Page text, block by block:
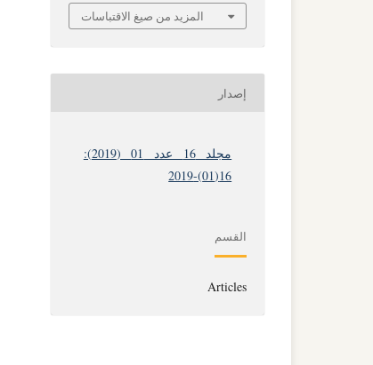
المزيد من صيغ الاقتباسات
إصدار
مجلد 16 عدد 01 (2019):
16(01)-2019
القسم
Articles